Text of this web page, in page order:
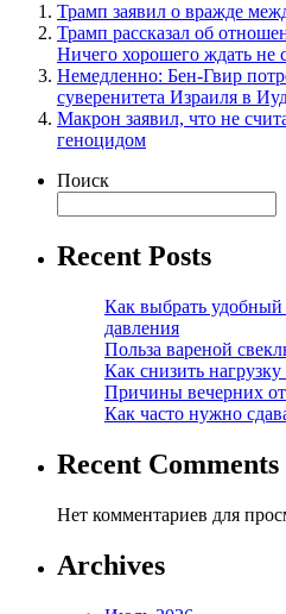
Трамп заявил о вражде
Трамп рассказал об
Ничего хорошего ждать не
Немедленно: Бен-Гвир
суверенитета Израиля в
Макрон заявил, что не
геноцидом
Поиск
Recent Posts
Как выбрать удобный
давления
Польза вареной
Как снизить
Причины вечерних
Как часто нужно
Recent Comments
Нет комментариев для
Archives